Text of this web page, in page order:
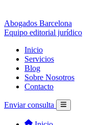
Abogados Barcelona
Equipo editorial jurídico
Inicio
Servicios
Blog
Sobre Nosotros
Contacto
Enviar consulta